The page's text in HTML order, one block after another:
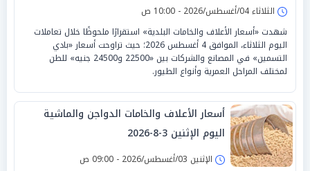
الثلاثاء 04/أغسطس/2026 - 10:00 ص
شهدت «أسعار الأعلاف والخامات البلدية» استقرارًا ملحوظًا خلال تعاملات
اليوم الثلاثاء، الموافق 4 أغسطس 2026؛ حيث تراوحت أسعار «بادي
التسمين» في المصانع والشركات بين «22500 و24500 جنيه» للطن
لمختلف المراحل العمرية وأنواع الطيور.
أسعار الأعلاف والخامات الدواجن والماشية
اليوم الإثنين 3-8-2026
الإثنين 03/أغسطس/2026 - 09:00 ص